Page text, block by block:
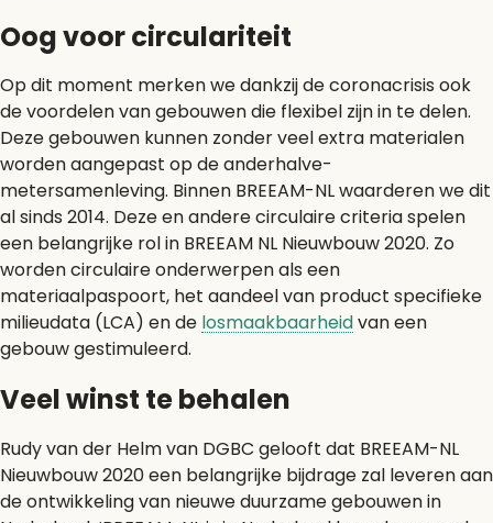
Oog voor circulariteit
Op dit moment merken we dankzij de coronacrisis ook
de voordelen van gebouwen die flexibel zijn in te delen.
Deze gebouwen kunnen zonder veel extra materialen
worden aangepast op de anderhalve-
metersamenleving. Binnen BREEAM-NL waarderen we dit
al sinds 2014. Deze en andere circulaire criteria spelen
een belangrijke rol in BREEAM NL Nieuwbouw 2020. Zo
worden circulaire onderwerpen als een
materiaalpaspoort, het aandeel van product specifieke
milieudata (LCA) en de losmaakbaarheidvan een
gebouw gestimuleerd.
Veel winst te behalen
Rudy van der Helm van DGBC gelooft dat BREEAM-NL
Nieuwbouw 2020 een belangrijke bijdrage zal leveren aan
de ontwikkeling van nieuwe duurzame gebouwen in